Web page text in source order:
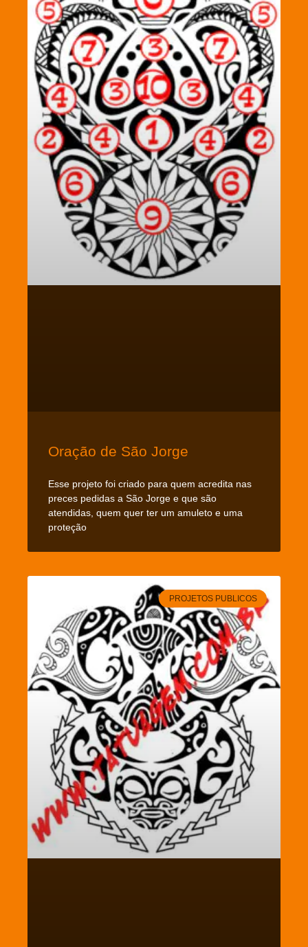
Oração de São Jorge
Esse projeto foi criado para quem acredita nas
preces pedidas a São Jorge e que são
atendidas, quem quer ter um amuleto e uma
proteção
PROJETOS PUBLICOS